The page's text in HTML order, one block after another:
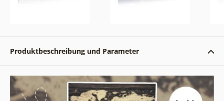
Produktbeschreibung und Parameter